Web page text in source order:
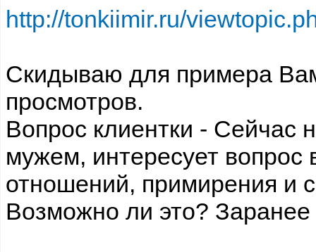
http://tonkiimir.ru/
Скидываю для примера
просмотров.
Вопрос клиентки - Сейчас
мужем, интересует вопрос
отношений, примирения и
Возможно ли это? Заранее